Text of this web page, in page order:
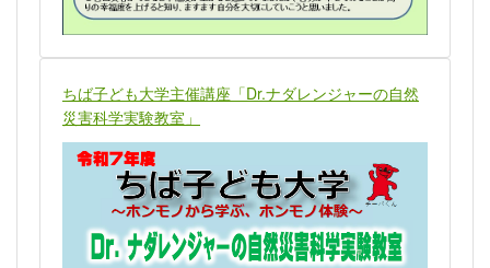
ちば子ども大学主催講座「Dr.ナダレンジャーの自然
災害科学実験教室」